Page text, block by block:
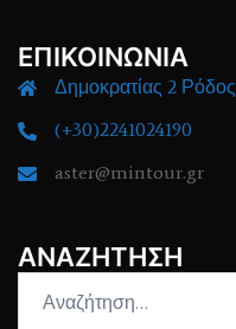
ΕΠΙΚΟΙΝΩΝΙΑ
Δημοκρατίας 2 Ρόδος
(+30)2241024190
aster@mintour.gr
ΑΝΑΖΗΤΗΣΗ
για: